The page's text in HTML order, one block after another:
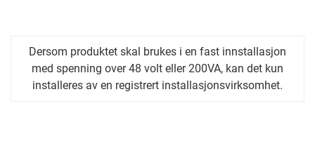
Dersom produktet skal brukes i en fast innstallasjon
med spenning over 48 volt eller 200VA, kan det kun
installeres av en registrert installasjonsvirksomhet.